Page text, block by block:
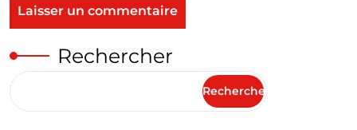
Rechercher
Rechercher